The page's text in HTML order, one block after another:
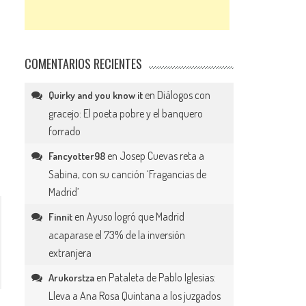
COMENTARIOS RECIENTES
Quirky and you know it en Diálogos con
gracejo: El poeta pobre y el banquero
forrado
Fancyotter98 en Josep Cuevas reta a
Sabina, con su canción ‘Fragancias de
Madrid’
Finnit enAyuso logró que Madrid
acaparase el 73% de la inversión
extranjera
Arukorstza en Pataleta de Pablo Iglesias:
Lleva a Ana Rosa Quintana a los juzgados